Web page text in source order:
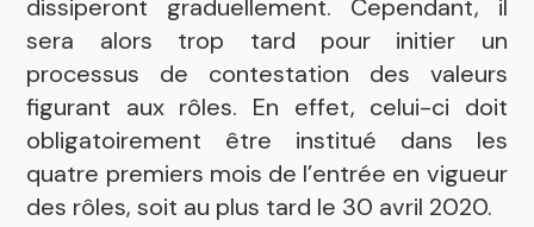
dissiperont graduellement. Cependant, il
sera alors trop tard pour initier un
processus de contestation des valeurs
figurant aux rôles. En effet, celui-ci doit
obligatoirement être institué dans les
quatre premiers mois de l’entrée en vigueur
des rôles, soit au plus tard le 30 avril 2020.